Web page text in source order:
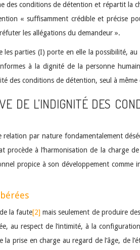
des conditions de détention et répartit la
« suffisamment crédible et précise
les allégations du demandeur ».
parties (I) porte en elle la possibilité,
à la dignité de la personne
des conditions de détention, seul à
DE L’INDIGNITÉ DES
par nature fondamentalement
procède à l’harmonisation de la charge
propice à son développement
la faute[2] mais seulement de produire
au respect de l’intimité, à la
prise en charge au regard de l’âge, de